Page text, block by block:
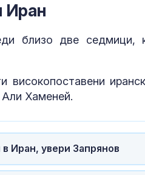
Иран
близо две седмици,
високопоставени
Али Хаменей.
Иран, увери Запрянов
електронна
войната